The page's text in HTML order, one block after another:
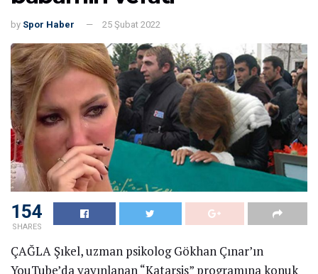
MEDYA
18 NISAN 2022